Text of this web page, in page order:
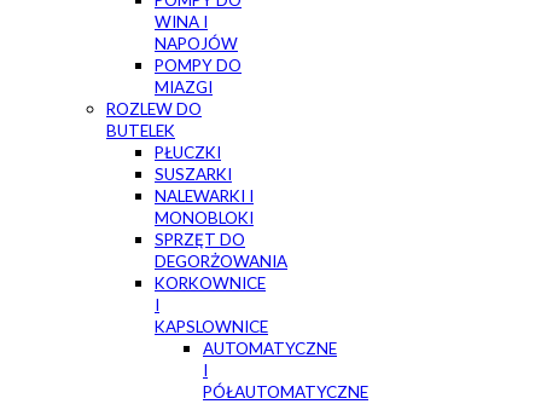
WINA I
NAPOJÓW
POMPY DO
MIAZGI
ROZLEW DO
BUTELEK
PŁUCZKI
SUSZARKI
NALEWARKI I
MONOBLOKI
SPRZĘT DO
DEGORŻOWANIA
KORKOWNICE
I
KAPSLOWNICE
AUTOMATYCZNE
I
PÓŁAUTOMATYCZNE